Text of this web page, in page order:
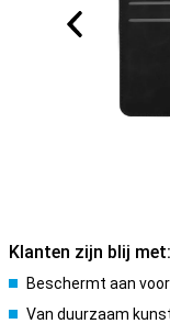
Klanten zijn blij met:
Beschermt aan
Van duurzaam